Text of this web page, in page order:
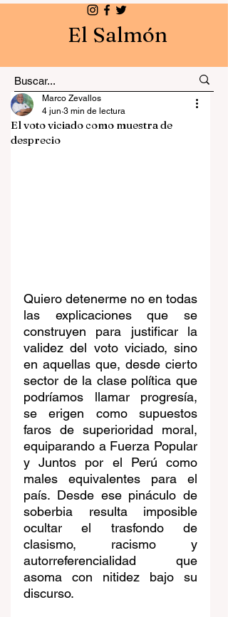
El Salmón
El voto viciado como muestra de
desprecio
Marco Zevallos
4 jun 3 min de lectura
Quiero detenerme no en todas
las explicaciones que se
construyen para justificar la
validez del voto viciado, sino
en aquellas que, desde cierto
sector de la clase política que
podríamos llamar progresía,
se erigen como supuestos
faros de superioridad moral,
equiparando a Fuerza Popular
y Juntos por el Perú como
males equivalentes para el
país. Desde ese pináculo de
soberbia resulta imposible
ocultar el trasfondo de
clasismo, racismo y
autorreferencialidad que
asoma con nitidez bajo su
discurso.